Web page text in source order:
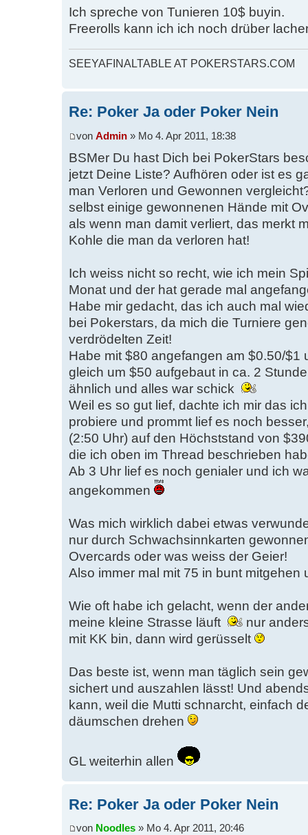
Ich spreche von Tunieren 10$ buyin.
Freerolls kann ich ich noch drüber
SEEYAFINALTABLE AT POKERSTARS.COM
Re: Poker Ja oder Poker Nein
von Admin » Mo 4. Apr 2011, 18:38
BSMer Du hast Dich bei PokerStars
jetzt Deine Liste? Aufhören oder ist es
man Verloren und Gewonnen
selbst einige gewonnenen Hände mit
als wenn man damit verliert, das merkt
Kohle die man da verloren hat!
Ich weiss nicht so recht, wie ich mein
Monat und der hat gerade mal
Habe mir gedacht, das ich auch mal
bei Pokerstars, da mich die Turniere
verdrödelten Zeit!
Habe mit $80 angefangen am $0.50/$1
gleich um $50 aufgebaut in ca. 2
ähnlich und alles war schick
Weil es so gut lief, dachte ich mir das
probiere und prommt lief es noch
(2:50 Uhr) auf den Höchststand von
die ich oben im Thread beschrieben
Ab 3 Uhr lief es noch genialer und ich
angekommen
Was mich wirklich dabei etwas
nur durch Schwachsinnkarten
Overcards oder was weiss der Geier!
Also immer mal mit 75 in bunt mitgehen
Wie oft habe ich gelacht, wenn der
meine kleine Strasse läuft
nur
mit KK bin, dann wird gerüsselt
Das beste ist, wenn man täglich sein
sichert und auszahlen lässt! Und
kann, weil die Mutti schnarcht, einfach
däumschen drehen
GL weiterhin allen
Re: Poker Ja oder Poker Nein
von Noodles » Mo 4. Apr 2011, 20:46